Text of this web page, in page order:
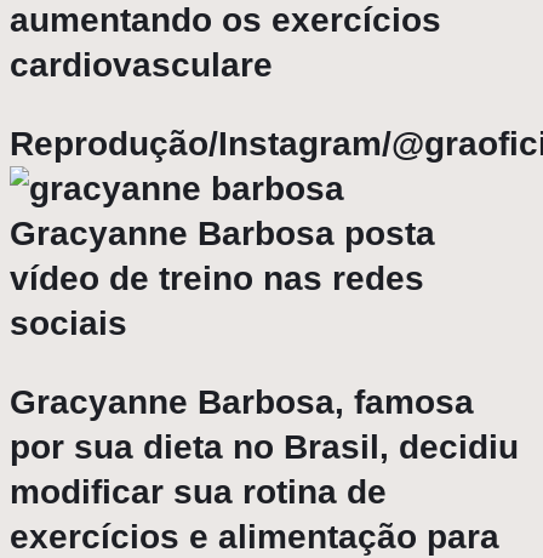
aumentando os exercícios
cardiovasculare
Reprodução/Instagram/
Gracyanne Barbosa posta
vídeo de treino nas redes
sociais
Gracyanne Barbosa, famosa
por sua dieta no Brasil, decidiu
modificar sua rotina de
exercícios e alimentação para